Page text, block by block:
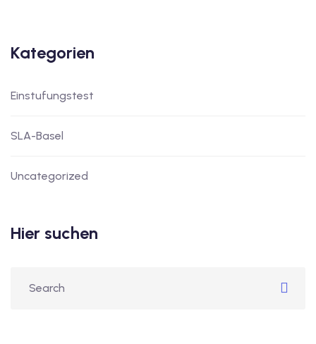
Kategorien
Einstufungstest
SLA-Basel
Uncategorized
Hier suchen